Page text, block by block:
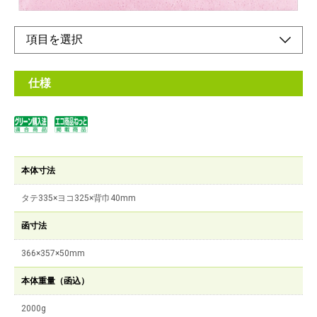
仕様
本体寸法
タテ335×ヨコ325×背巾40mm
函寸法
366×357×50mm
本体重量（函込）
2000g